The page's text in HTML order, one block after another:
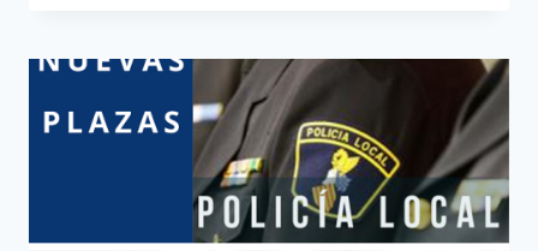
PLAZAS
CONVOCADAS:
BENEJÚZAR
;
ALBAIDA
REQUENA